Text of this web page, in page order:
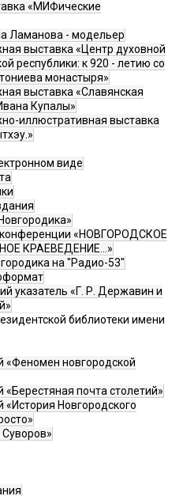
«МИФические
Ламанова - модельер
выставка «Центр духовной
республики: к 920 - летию со
монастыря»
выставка «Славянская
Купалы»
иллюстративная выставка
виде
«НОВГОРОДСКОЕ
КРАЕВЕДЕНИЕ...»
на "Радио-53"
указатель «Г. Р. Державин и
библиотеки имени
«Феномен новгородской
«Берестяная почта столетий»
«История Новгородского